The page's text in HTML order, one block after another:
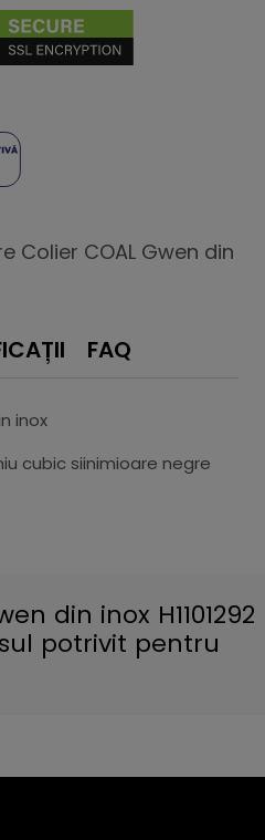
Colier COAL Gwen din
FAQ
inox
cubic siinimioare negre
din inox H1101292
potrivit pentru